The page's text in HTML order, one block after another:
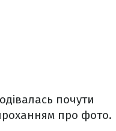
почути
про фото.